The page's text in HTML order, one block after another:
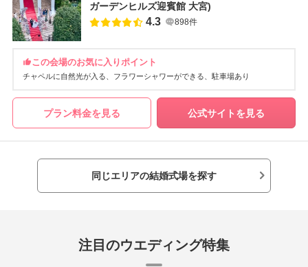
ガーデンヒルズ迎賓館 大宮)
4.3 898件
この会場のお気に入りポイント
チャペルに自然光が入る フラワーシャワーができる 駐車場あり
プラン料金を見る 公式サイトを見る
同じエリアの結婚式場を探す
注目のウエディング特集